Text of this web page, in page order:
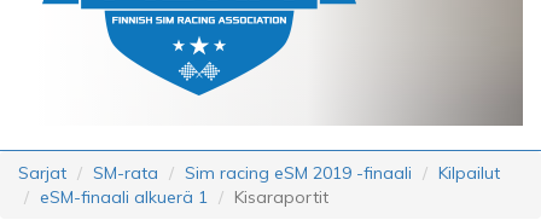
Sarjat SM-rata Sim racing eSM 2019 -finaali
Kilpailut
eSM-finaali alkuerä 1
Kisaraportit